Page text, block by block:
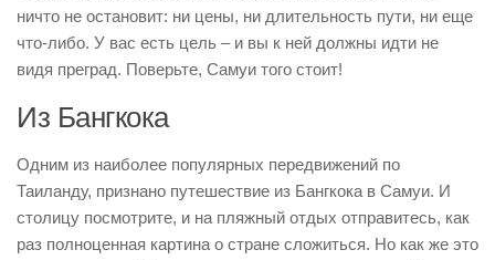
ничто не остановит: ни цены, ни длительность пути, ни еще
что-либо. У вас есть цель – и вы к ней должны идти не
видя преград. Поверьте, Самуи того стоит!
Из Бангкока
Одним из наиболее популярных передвижений по
Таиланду, признано путешествие из Бангкока в Самуи. И
столицу посмотрите, и на пляжный отдых отправитесь, как
раз полноценная картина о стране сложиться. Но как же это